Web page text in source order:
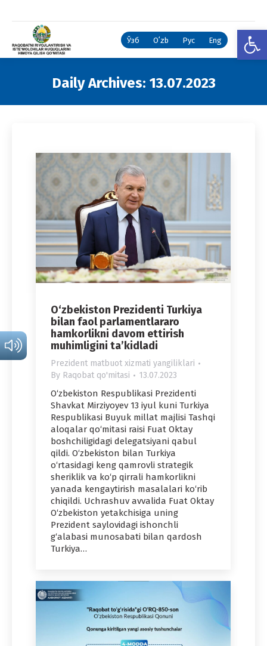
Ўзб Oʻzb Рус Eng
Daily Archives: 13.07.2023
O‘zbekiston Prezidenti Turkiya
bilan faol parlamentlararo
hamkorlikni davom ettirish
muhimligini ta’kidladi
Prezident matbuot xizmati yangiliklari
By Raqobat qo'mitasi 13.07.2023
O‘zbekiston Respublikasi Prezidenti
Shavkat Mirziyoyev 13 iyul kuni Turkiya
Respublikasi Buyuk millat majlisi Tashqi
aloqalar qo‘mitasi raisi Fuat Oktay
boshchiligidagi delegatsiyani qabul
qildi. O‘zbekiston bilan Turkiya
o‘rtasidagi keng qamrovli strategik
sheriklik va ko‘p qirrali hamkorlikni
yanada kengaytirish masalalari ko‘rib
chiqildi. Uchrashuv avvalida Fuat Oktay
O‘zbekiston yetakchisiga uning
Prezident saylovidagi ishonchli
g‘alabasi munosabati bilan qardosh
Turkiya…